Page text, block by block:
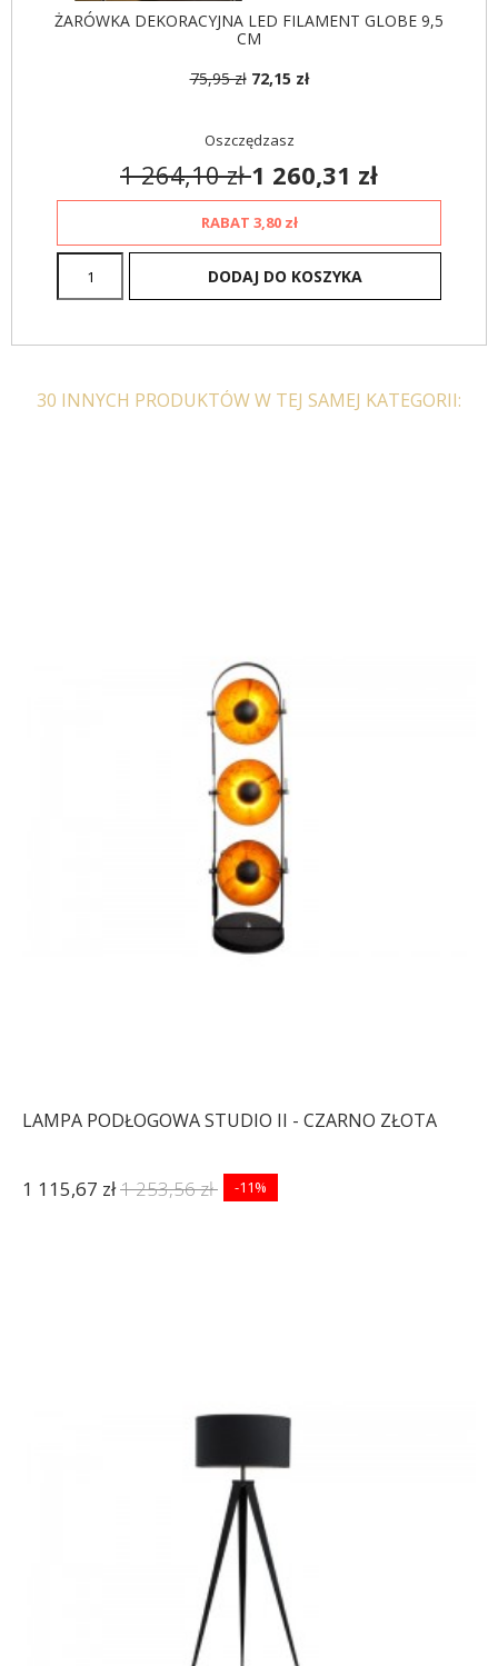
-16%
ŻARÓWKA DEKORACYJNA LED FILAMENT GLOBE 9,5
CM
75,95 zł 72,15 zł
Oszczędzasz
1 264,10 zł1 260,31 zł
RABAT 3,80 zł
DODAJ DO KOSZYKA
30 INNYCH PRODUKTÓW W TEJ SAMEJ KATEGORII:
LAMPA PODŁOGOWA STUDIO II - CZARNO ZŁOTA
1 115,67 zł1 253,56 zł -11%